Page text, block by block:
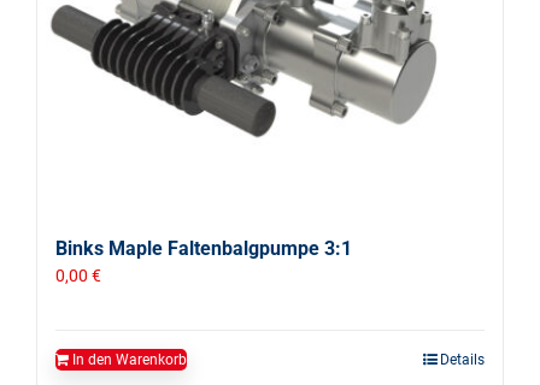
Binks Maple Faltenbalgpumpe 3:1
0,00 €
In den Warenkorb Details